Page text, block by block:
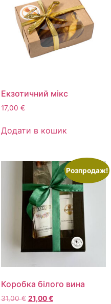
Екзотичний мікс
17,00 €
Додати в кошик
Розпродаж!
Коробка білого вина
31,00€ 21,00€